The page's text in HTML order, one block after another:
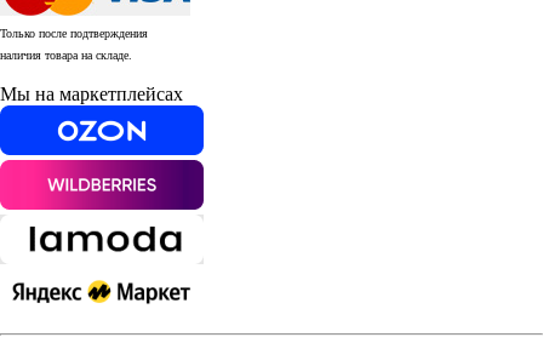
Только после подтверждения
наличия товара на складе.
Мы на маркетплейсах